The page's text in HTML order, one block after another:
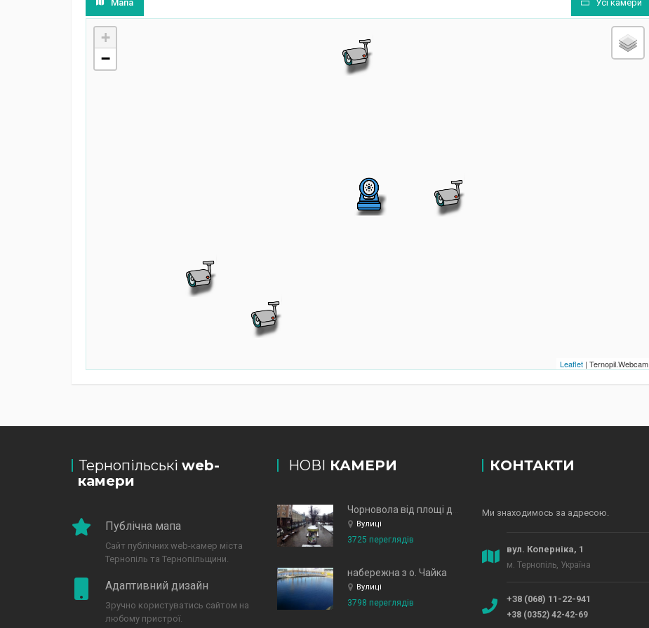
Мапа Усі камери
+
−
Leaflet| Ternopil.Webcam
Тернопільські web-
камери
Публічна мапа
Сайт публічних web-камер міста
Тернопіль та Тернопільщини.
Адаптивний дизайн
Зручно користуватись сайтом на
любому пристрої.
НОВІ КАМЕРИ
Вулиці
3725 переглядів
набережна з о. Чайка
Вулиці
3798 переглядів
КОНТАКТИ
Ми знаходимось за адресою.
вул. Коперніка, 1
м. Тернопіль, Україна
+38 (068) 11-22-941
+38 (0352) 42-42-69